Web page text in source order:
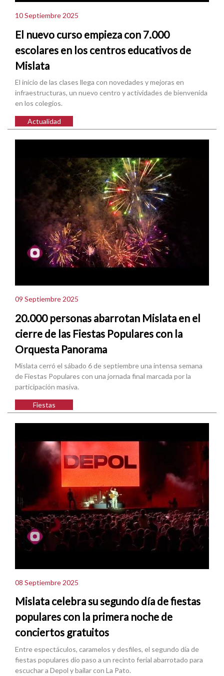
10 Septiembre 2025
El nuevo curso empieza con 7.000
escolares en los centros educativos de
Mislata
El inicio de las clases llega con novedades y mejoras en
infraestructuras, un nuevo centro y actividades de bienvenida
en los colegios.
Actualidad
09 Septiembre 2025
20.000 personas abarrotan Mislata en el
cierre de las Fiestas Populares con la
Orquesta Panorama
Mislata cerró el sábado 6 de septiembre una intensa semana
de Fiestas Populares con una jornada final marcada por la
participación masiva.
Fiestas
08 Septiembre 2025
Mislata celebra su segundo día de fiestas
populares con la primera noche de
conciertos gratuitos
Entre espectáculos, caramelos y desfiles, el segundo día de
fiestas populares dio paso a un recinto ferial abarrotado para
escuchar a Depol y bailar con La Pato.